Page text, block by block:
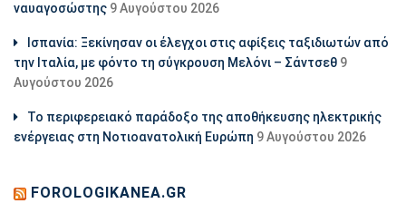
ναυαγοσώστης 9 Αυγούστου 2026
Ισπανία: Ξεκίνησαν οι έλεγχοι στις αφίξεις ταξιδιωτών από
την Ιταλία, με φόντο τη σύγκρουση Μελόνι – Σάντσεθ 9
Αυγούστου 2026
Το περιφερειακό παράδοξο της αποθήκευσης ηλεκτρικής
ενέργειας στη Νοτιοανατολική Ευρώπη 9 Αυγούστου 2026
FOROLOGIKANEA.GR